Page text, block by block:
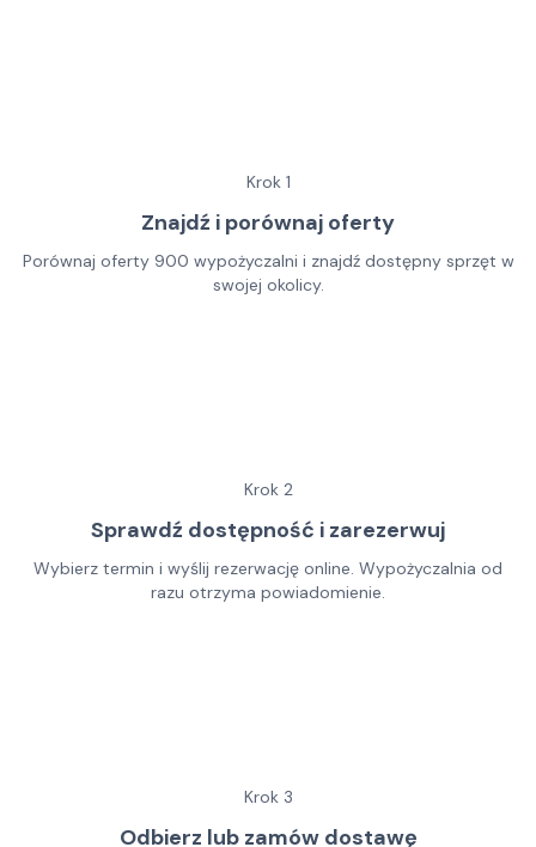
Krok 1
Znajdź i porównaj oferty
Porównaj oferty 900 wypożyczalni i znajdź dostępny sprzęt w
swojej okolicy.
Krok 2
Sprawdź dostępność i zarezerwuj
Wybierz termin i wyślij rezerwację online. Wypożyczalnia od
razu otrzyma powiadomienie.
Krok 3
Odbierz lub zamów dostawę